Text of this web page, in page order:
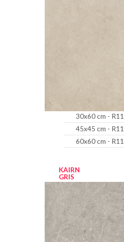
30x60 cm -
45x45 cm -
60x60 cm -
KAIRN
GRIS